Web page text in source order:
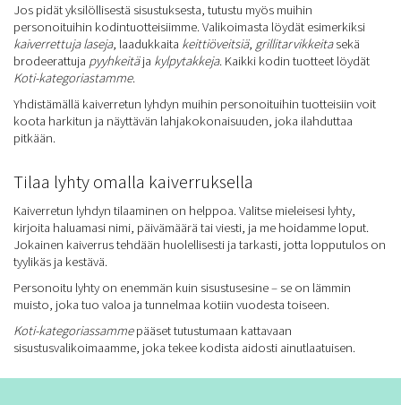
Jos pidät yksilöllisestä sisustuksesta, tutustu myös muihin
personoituihin kodintuotteisiimme. Valikoimasta löydät esimerkiksi
kaiverrettuja laseja, laadukkaita keittiöveitsiä, grillitarvikkeitasekä
brodeerattuja pyyhkeitäja kylpytakkeja. Kaikki kodin tuotteet löydät
Koti-kategoriastamme.
Yhdistämällä kaiverretun lyhdyn muihin personoituihin tuotteisiin voit
koota harkitun ja näyttävän lahjakokonaisuuden, joka ilahduttaa
pitkään.
Tilaa lyhty omalla kaiverruksella
Kaiverretun lyhdyn tilaaminen on helppoa. Valitse mieleisesi lyhty,
kirjoita haluamasi nimi, päivämäärä tai viesti, ja me hoidamme loput.
Jokainen kaiverrus tehdään huolellisesti ja tarkasti, jotta lopputulos on
tyylikäs ja kestävä.
Personoitu lyhty on enemmän kuin sisustusesine – se on lämmin
muisto, joka tuo valoa ja tunnelmaa kotiin vuodesta toiseen.
Koti-kategoriassammepääset tutustumaan kattavaan
sisustusvalikoimaamme, joka tekee kodista aidosti ainutlaatuisen.